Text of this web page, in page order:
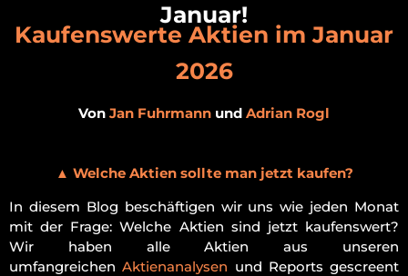
Januar!
Kaufenswerte Aktien im Januar
2026
Von Jan Fuhrmann und Adrian Rogl
▲ Welche Aktien sollte man jetzt kaufen?
In diesem Blog beschäftigen wir uns wie jeden Monat
mit der Frage: Welche Aktien sind jetzt kaufenswert?
Wir haben alle Aktien aus unseren
umfangreichenAktienanalysen und Reports gescreent